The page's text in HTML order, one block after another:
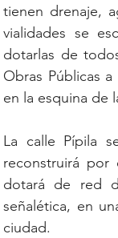
tienen drenaje,
vialidades se
dotarlas de
Obras Públicas
en la esquina de
La calle Pípila
reconstruirá por
dotará de red
señalética, en
ciudad.